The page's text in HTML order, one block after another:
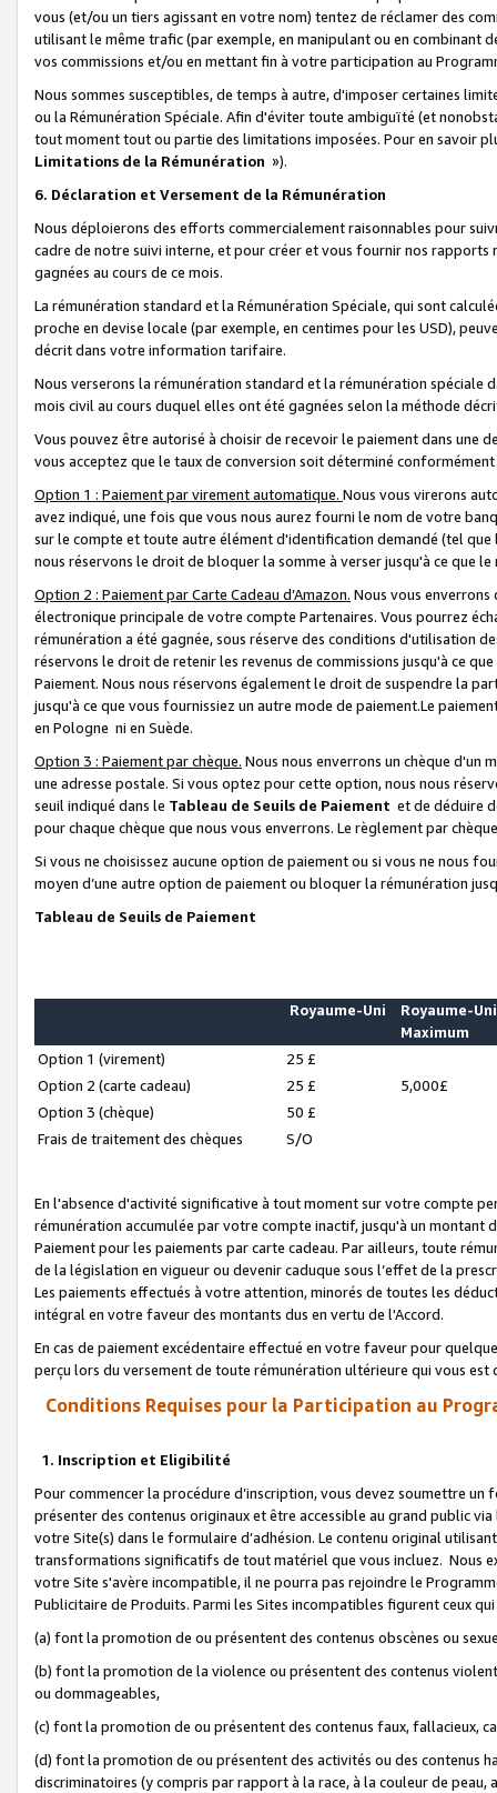
vous (et/ou un tiers agissant en votre nom) tentez de réclamer des
utilisant le même trafic (par exemple, en manipulant ou en combinant
vos commissions et/ou en mettant fin à votre participation au
Nous sommes susceptibles, de temps à autre, d'imposer certaines
ou la Rémunération Spéciale. Afin d'éviter toute ambiguïté (et
tout moment tout ou partie des limitations imposées. Pour en savoir
Limitations de la Rémunération »).
6. Déclaration et Versement de la Rémunération
Nous déploierons des efforts commercialement raisonnables pour
cadre de notre suivi interne, et pour créer et vous fournir nos
gagnées au cours de ce mois.
La rémunération standard et la Rémunération Spéciale, qui sont
proche en devise locale (par exemple, en centimes pour les USD),
décrit dans votre information tarifaire.
Nous verserons la rémunération standard et la rémunération spéciale
mois civil au cours duquel elles ont été gagnées selon la méthode
Vous pouvez être autorisé à choisir de recevoir le paiement dans une
vous acceptez que le taux de conversion soit déterminé
Option 1 : Paiement par virement automatique. Nous vous virerons
avez indiqué, une fois que vous nous aurez fourni le nom de votre
sur le compte et toute autre élément d'identification demandé (tel que
nous réservons le droit de bloquer la somme à verser jusqu'à ce que
Option 2 : Paiement par Carte Cadeau d’Amazon. Nous vous
électronique principale de votre compte Partenaires. Vous pourrez
rémunération a été gagnée, sous réserve des conditions d'utilisation
réservons le droit de retenir les revenus de commissions jusqu'à ce
Paiement. Nous nous réservons également le droit de suspendre la
jusqu'à ce que vous fournissiez un autre mode de paiement.Le
en Pologne ni en Suède.
Option 3 : Paiement par chèque. Nous nous enverrons un chèque d'un
une adresse postale. Si vous optez pour cette option, nous nous
seuil indiqué dans le Tableau de Seuils de Paiement et de déduire
pour chaque chèque que nous vous enverrons. Le règlement par
Si vous ne choisissez aucune option de paiement ou si vous ne nous
moyen d’une autre option de paiement ou bloquer la rémunération
Tableau de Seuils de Paiement
Royaume-Uni
Royaume-Uni
Maximum
Option 1 (virement)
25 £
Option 2 (carte cadeau)
25 £
5,000£
Option 3 (chèque)
50 £
Frais de traitement des chèques
S/O
En l'absence d'activité significative à tout moment sur votre compte
rémunération accumulée par votre compte inactif, jusqu'à un montant
Paiement pour les paiements par carte cadeau. Par ailleurs, toute
de la législation en vigueur ou devenir caduque sous l’effet de la
Les paiements effectués à votre attention, minorés de toutes les
intégral en votre faveur des montants dus en vertu de l'Accord.
En cas de paiement excédentaire effectué en votre faveur pour
perçu lors du versement de toute rémunération ultérieure qui vous est
Conditions Requises pour la Participation au
1. Inscription et Eligibilité
Pour commencer la procédure d’inscription, vous devez soumettre
présenter des contenus originaux et être accessible au grand public
votre Site(s) dans le formulaire d’adhésion. Le contenu original
transformations significatifs de tout matériel que vous incluez. Nous
votre Site s'avère incompatible, il ne pourra pas rejoindre le
Publicitaire de Produits. Parmi les Sites incompatibles figurent ceux
(a) font la promotion de ou présentent des contenus obscènes ou
(b) font la promotion de la violence ou présentent des contenus
ou dommageables,
(c) font la promotion de ou présentent des contenus faux, fallacieux,
(d) font la promotion de ou présentent des activités ou des contenus
discriminatoires (y compris par rapport à la race, à la couleur de